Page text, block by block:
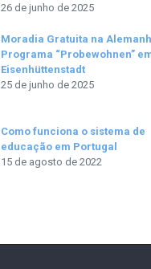
26 de junho de 2025
Moradia Gratuita na
Programa “Probewohnen”
Eisenhüttenstadt
25 de junho de 2025
Como funciona o sistema de
educação em Portugal
15 de agosto de 2022